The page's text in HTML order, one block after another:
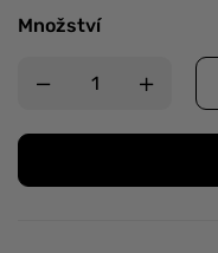
Množství